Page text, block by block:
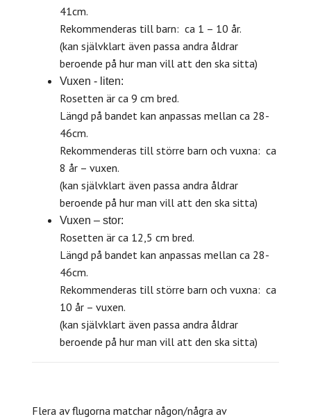
41cm.
Rekommenderas till barn: ca 1 – 10 år.
(kan självklart även passa andra åldrar
beroende på hur man vill att den ska sitta)
Vuxen - liten:
Rosetten är ca 9 cm bred.
Längd på bandet kan anpassas mellan ca 28-
46cm.
Rekommenderas till större barn och vuxna: ca
8 år – vuxen.
(kan självklart även passa andra åldrar
beroende på hur man vill att den ska sitta)
Vuxen – stor:
Rosetten är ca 12,5 cm bred.
Längd på bandet kan anpassas mellan ca 28-
46cm.
Rekommenderas till större barn och vuxna: ca
10 år – vuxen.
(kan självklart även passa andra åldrar
beroende på hur man vill att den ska sitta)
Flera av flugorna matchar någon/några av